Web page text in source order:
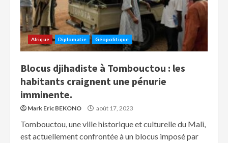
Afrique Diplomatie Géopolitique
Blocus djihadiste à Tombouctou : les
habitants craignent une pénurie
imminente.
Mark Eric BEKONO août 17, 2023
Tombouctou, une ville historique et culturelle du Mali,
est actuellement confrontée à un blocus imposé par